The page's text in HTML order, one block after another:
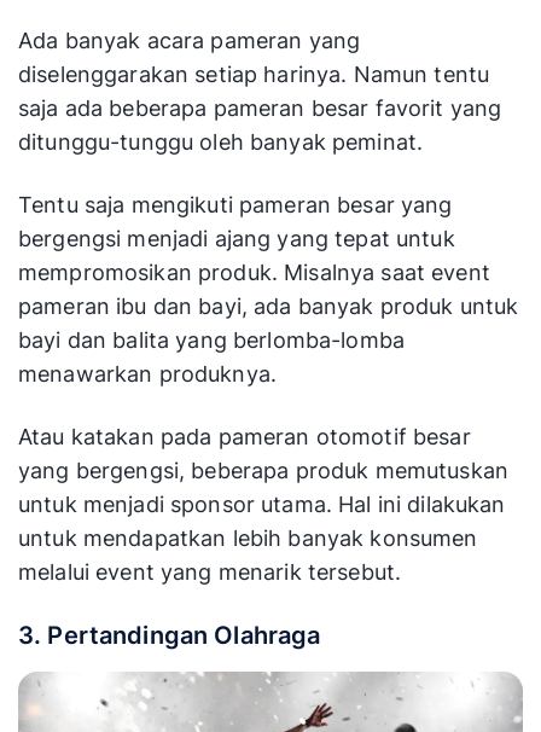
Ada banyak acara pameran yang
diselenggarakan setiap harinya. Namun tentu
saja ada beberapa pameran besar favorit yang
ditunggu-tunggu oleh banyak peminat.
Tentu saja mengikuti pameran besar yang
bergengsi menjadi ajang yang tepat untuk
mempromosikan produk. Misalnya saat event
pameran ibu dan bayi, ada banyak produk untuk
bayi dan balita yang berlomba-lomba
menawarkan produknya.
Atau katakan pada pameran otomotif besar
yang bergengsi, beberapa produk memutuskan
untuk menjadi sponsor utama. Hal ini dilakukan
untuk mendapatkan lebih banyak konsumen
melalui event yang menarik tersebut.
3. Pertandingan Olahraga